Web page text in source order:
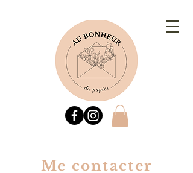
Me contacter